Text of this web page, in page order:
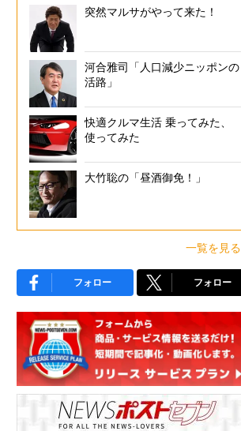
突然マルサがやって来た！
河合雅司「人口減少ニッポンの
活路」
快適クルマ生活 乗ってみた、
使ってみた
大竹聡の「昼酒御免！」
一覧を見る
フォロー フォロー